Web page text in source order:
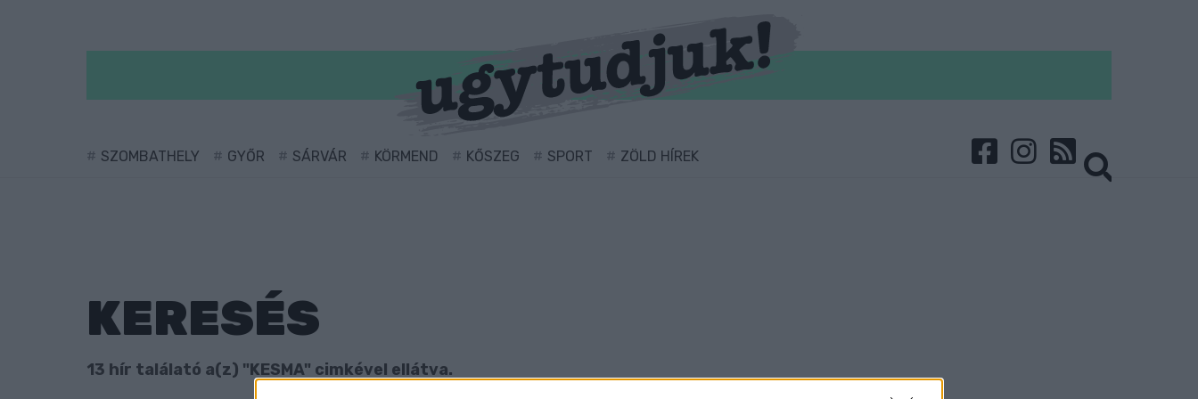
SZOMBATHELY GYŐR SÁRVÁR KÖRMEND KŐSZEG SPORT ZÖLD HÍREK
KERESÉS
13 hír találató a(z) "KESMA" cimkével ellátva.